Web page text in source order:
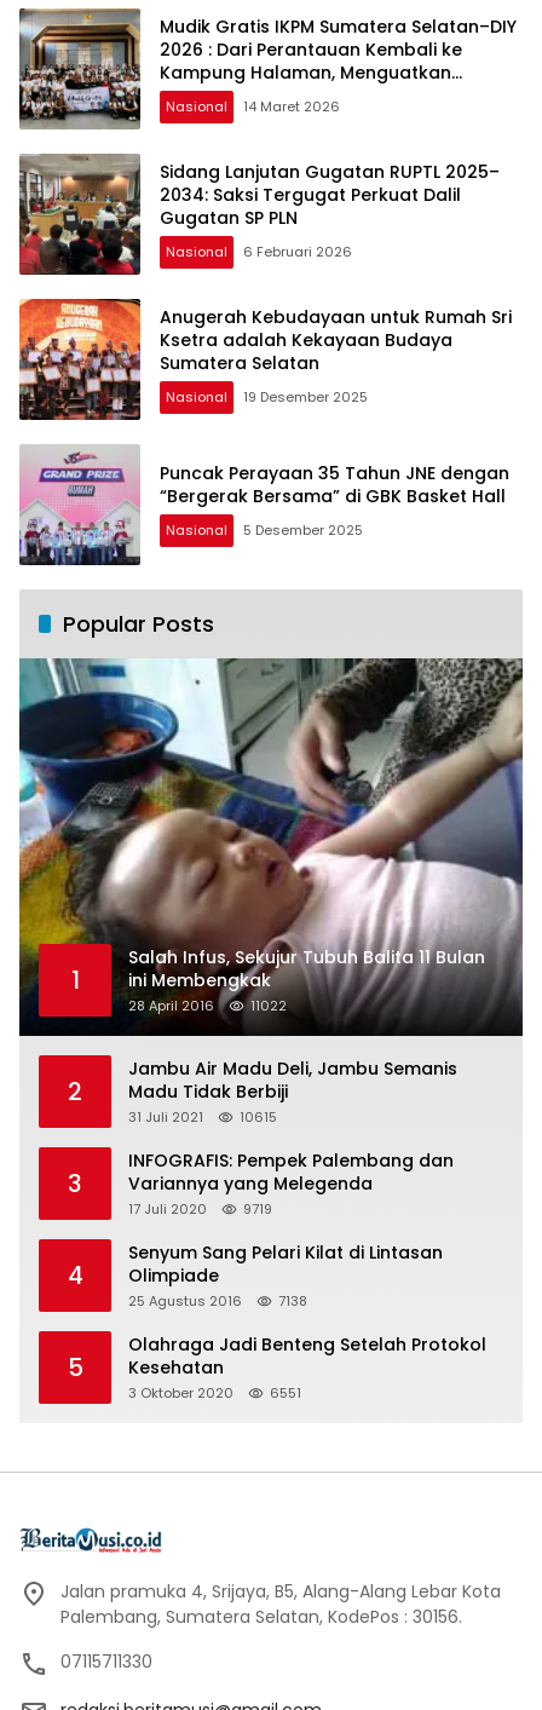
Mudik Gratis IKPM Sumatera Selatan–DIY
2026 : Dari Perantauan Kembali ke
Kampung Halaman, Menguatkan
Silaturahmi dan Harapan
Nasional 14 Maret 2026
Sidang Lanjutan Gugatan RUPTL 2025–
2034: Saksi Tergugat Perkuat Dalil
Gugatan SP PLN
Nasional 6 Februari 2026
Anugerah Kebudayaan untuk Rumah Sri
Ksetra adalah Kekayaan Budaya
Sumatera Selatan
Nasional 19 Desember 2025
Puncak Perayaan 35 Tahun JNE dengan
“Bergerak Bersama” di GBK Basket Hall
Nasional 5 Desember 2025
Popular Posts
1
Salah Infus, Sekujur Tubuh Balita 11 Bulan
ini Membengkak
28 April 2016 11022
2
Jambu Air Madu Deli, Jambu Semanis
Madu Tidak Berbiji
31 Juli 2021 10615
3
INFOGRAFIS: Pempek Palembang dan
Variannya yang Melegenda
17 Juli 2020 9719
4
Senyum Sang Pelari Kilat di Lintasan
Olimpiade
25 Agustus 2016 7138
5
Olahraga Jadi Benteng Setelah Protokol
Kesehatan
3 Oktober 2020 6551
Jalan pramuka 4, Srijaya, B5, Alang-Alang Lebar Kota
Palembang, Sumatera Selatan, KodePos : 30156.
07115711330